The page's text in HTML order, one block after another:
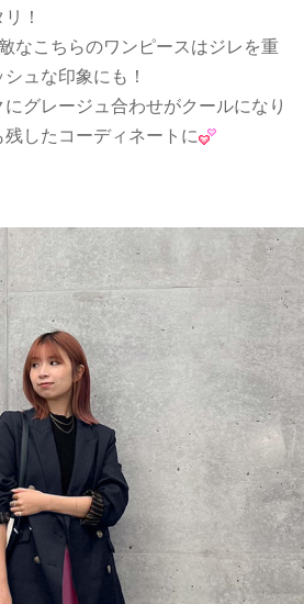
！
なこちらのワンピースはジレを重
ュな印象にも！
グレージュ合わせがクールになり
したコーディネートに